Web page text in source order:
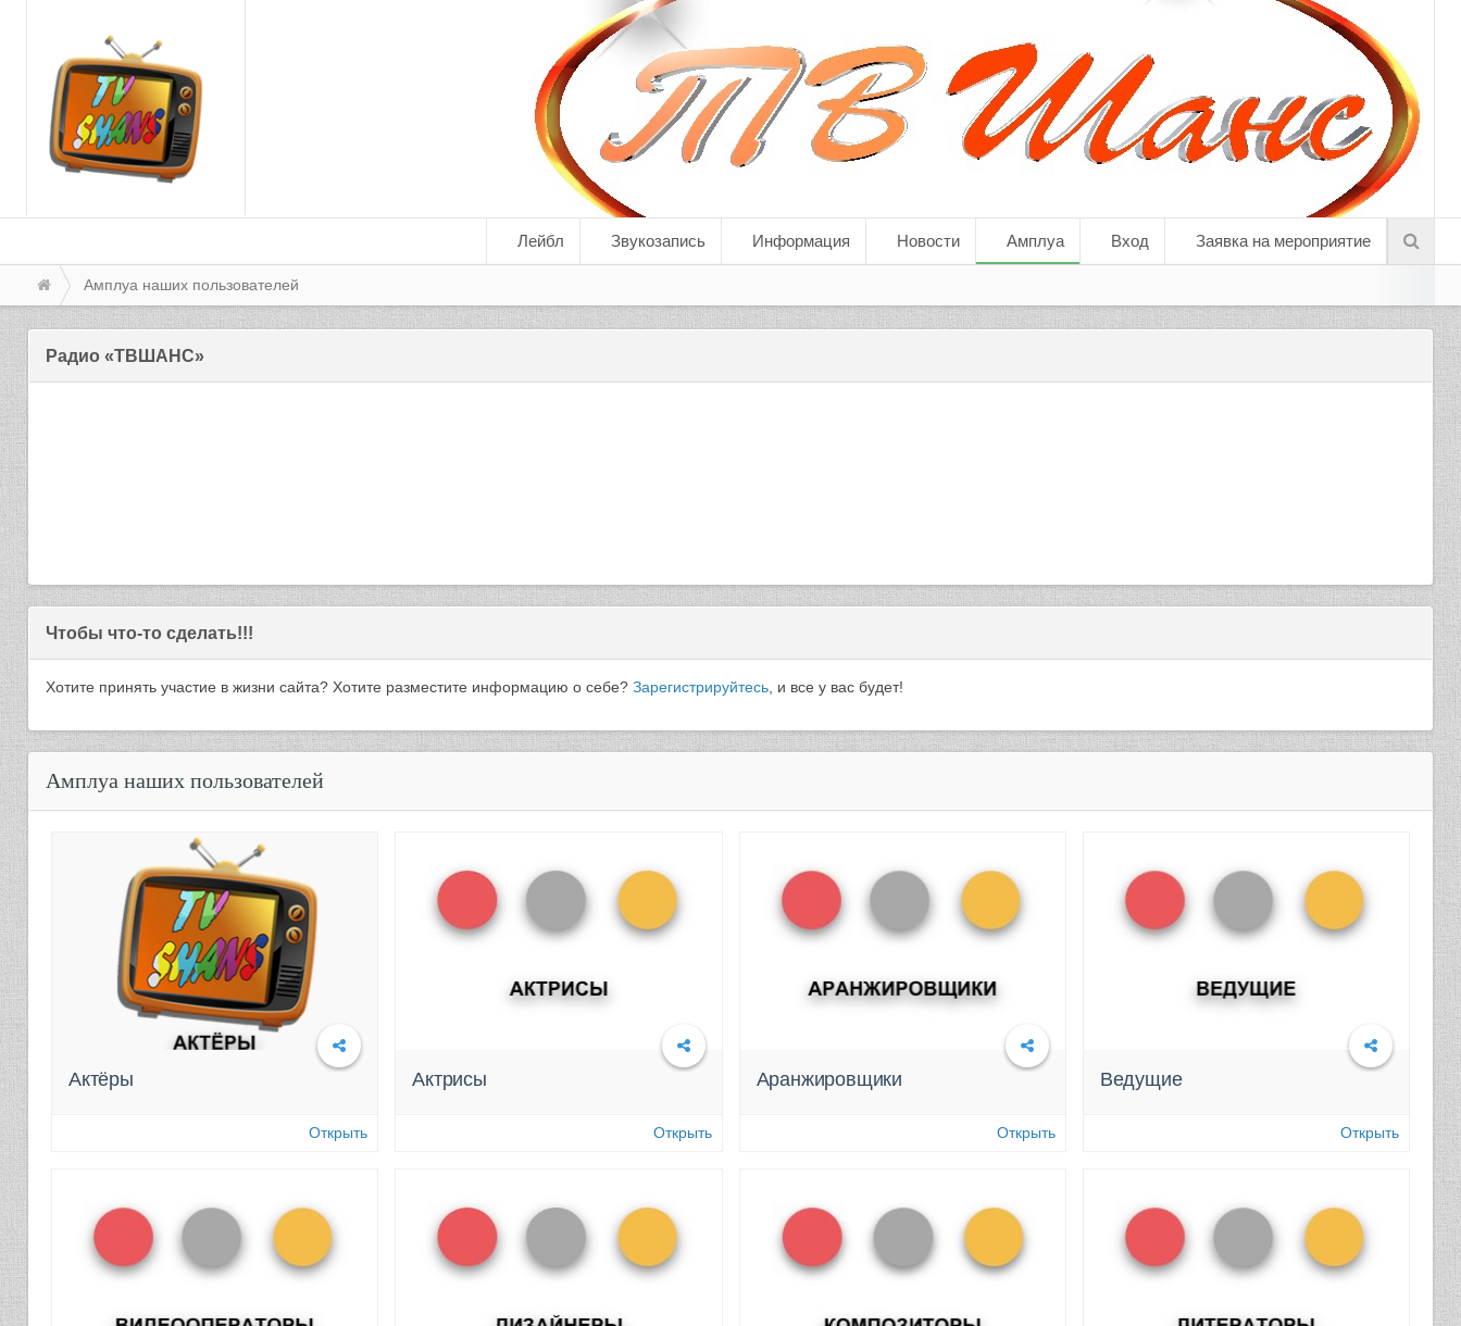
Лейбл Звукозапись Информация Новости Амплуа Вход Заявка на мероприятие
Амплуа наших пользователей
Радио «ТВШАНС»
Чтобы что-то сделать!!!
Хотите принять участие в жизни сайта? Хотите разместите информацию о себе? Зарегистрируйтесь , и все у вас будет!
Амплуа наших пользователей
Подробнее
Актёры
Открыть
Подробнее
Актрисы
Открыть
Подробнее
Аранжировщики
Открыть
Подробнее
Ведущие
Открыть
Подробнее